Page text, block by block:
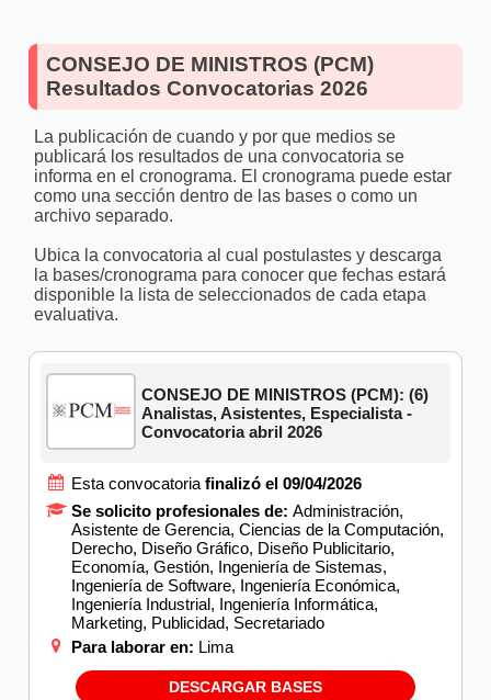
CONSEJO DE MINISTROS (PCM)
Resultados Convocatorias 2026
La publicación de cuando y por que medios se
publicará los resultados de una convocatoria se
informa en el cronograma. El cronograma puede estar
como una sección dentro de las bases o como un
archivo separado.
Ubica la convocatoria al cual postulastes y descarga
la bases/cronograma para conocer que fechas estará
disponible la lista de seleccionados de cada etapa
evaluativa.
CONSEJO DE MINISTROS (PCM): (6)
Analistas, Asistentes, Especialista -
Convocatoria abril 2026
Esta convocatoria finalizó el 09/04/2026
Se solicito profesionales de: Administración,
Asistente de Gerencia, Ciencias de la Computación,
Derecho, Diseño Gráfico, Diseño Publicitario,
Economía, Gestión, Ingeniería de Sistemas,
Ingeniería de Software, Ingeniería Económica,
Ingeniería Industrial, Ingeniería Informática,
Marketing, Publicidad, Secretariado
Para laborar en: Lima
DESCARGAR BASES